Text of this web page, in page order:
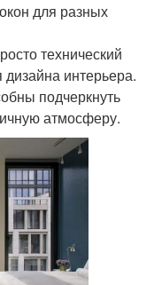
для разных
технический
интерьера.
подчеркнуть
атмосферу.